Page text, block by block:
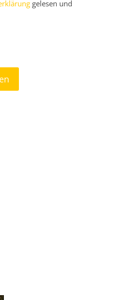
gelesen und